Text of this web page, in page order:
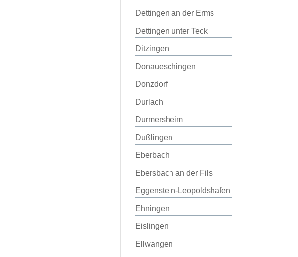
Dettingen an der Erms
Dettingen unter Teck
Ditzingen
Donaueschingen
Donzdorf
Durlach
Durmersheim
Dußlingen
Eberbach
Ebersbach an der Fils
Eggenstein-Leopoldshafen
Ehningen
Eislingen
Ellwangen